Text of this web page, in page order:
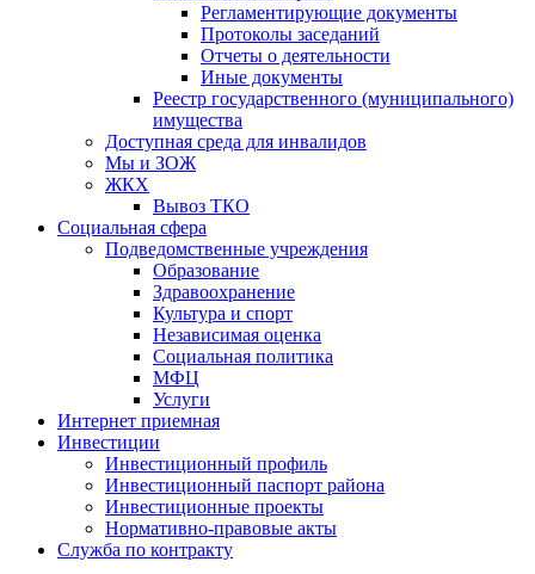
Регламентирующие документы
Протоколы заседаний
Отчеты о деятельности
Иные документы
Реестр государственного (муниципального)
имущества
Доступная среда для инвалидов
Мы и ЗОЖ
ЖКХ
Вывоз ТКО
Социальная сфера
Подведомственные учреждения
Образование
Здравоохранение
Культура и спорт
Независимая оценка
Социальная политика
МФЦ
Услуги
Интернет приемная
Инвестиции
Инвестиционный профиль
Инвестиционный паспорт района
Инвестиционные проекты
Нормативно-правовые акты
Служба по контракту